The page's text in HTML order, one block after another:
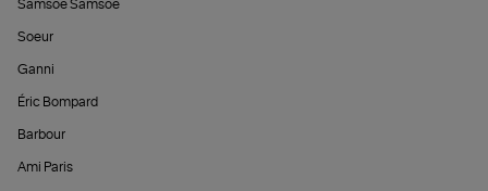
Samsoe Samsoe
Soeur
Ganni
Éric Bompard
Barbour
Ami Paris